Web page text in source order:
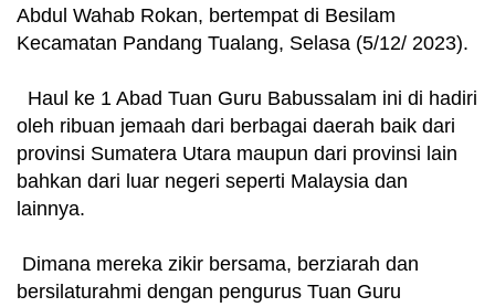
Abdul Wahab Rokan, bertempat di Besilam
Kecamatan Pandang Tualang, Selasa (5/12/ 2023).
Haul ke 1 Abad Tuan Guru Babussalam ini di hadiri
oleh ribuan jemaah dari berbagai daerah baik dari
provinsi Sumatera Utara maupun dari provinsi lain
bahkan dari luar negeri seperti Malaysia dan
lainnya.
Dimana mereka zikir bersama, berziarah dan
bersilaturahmi dengan pengurus Tuan Guru